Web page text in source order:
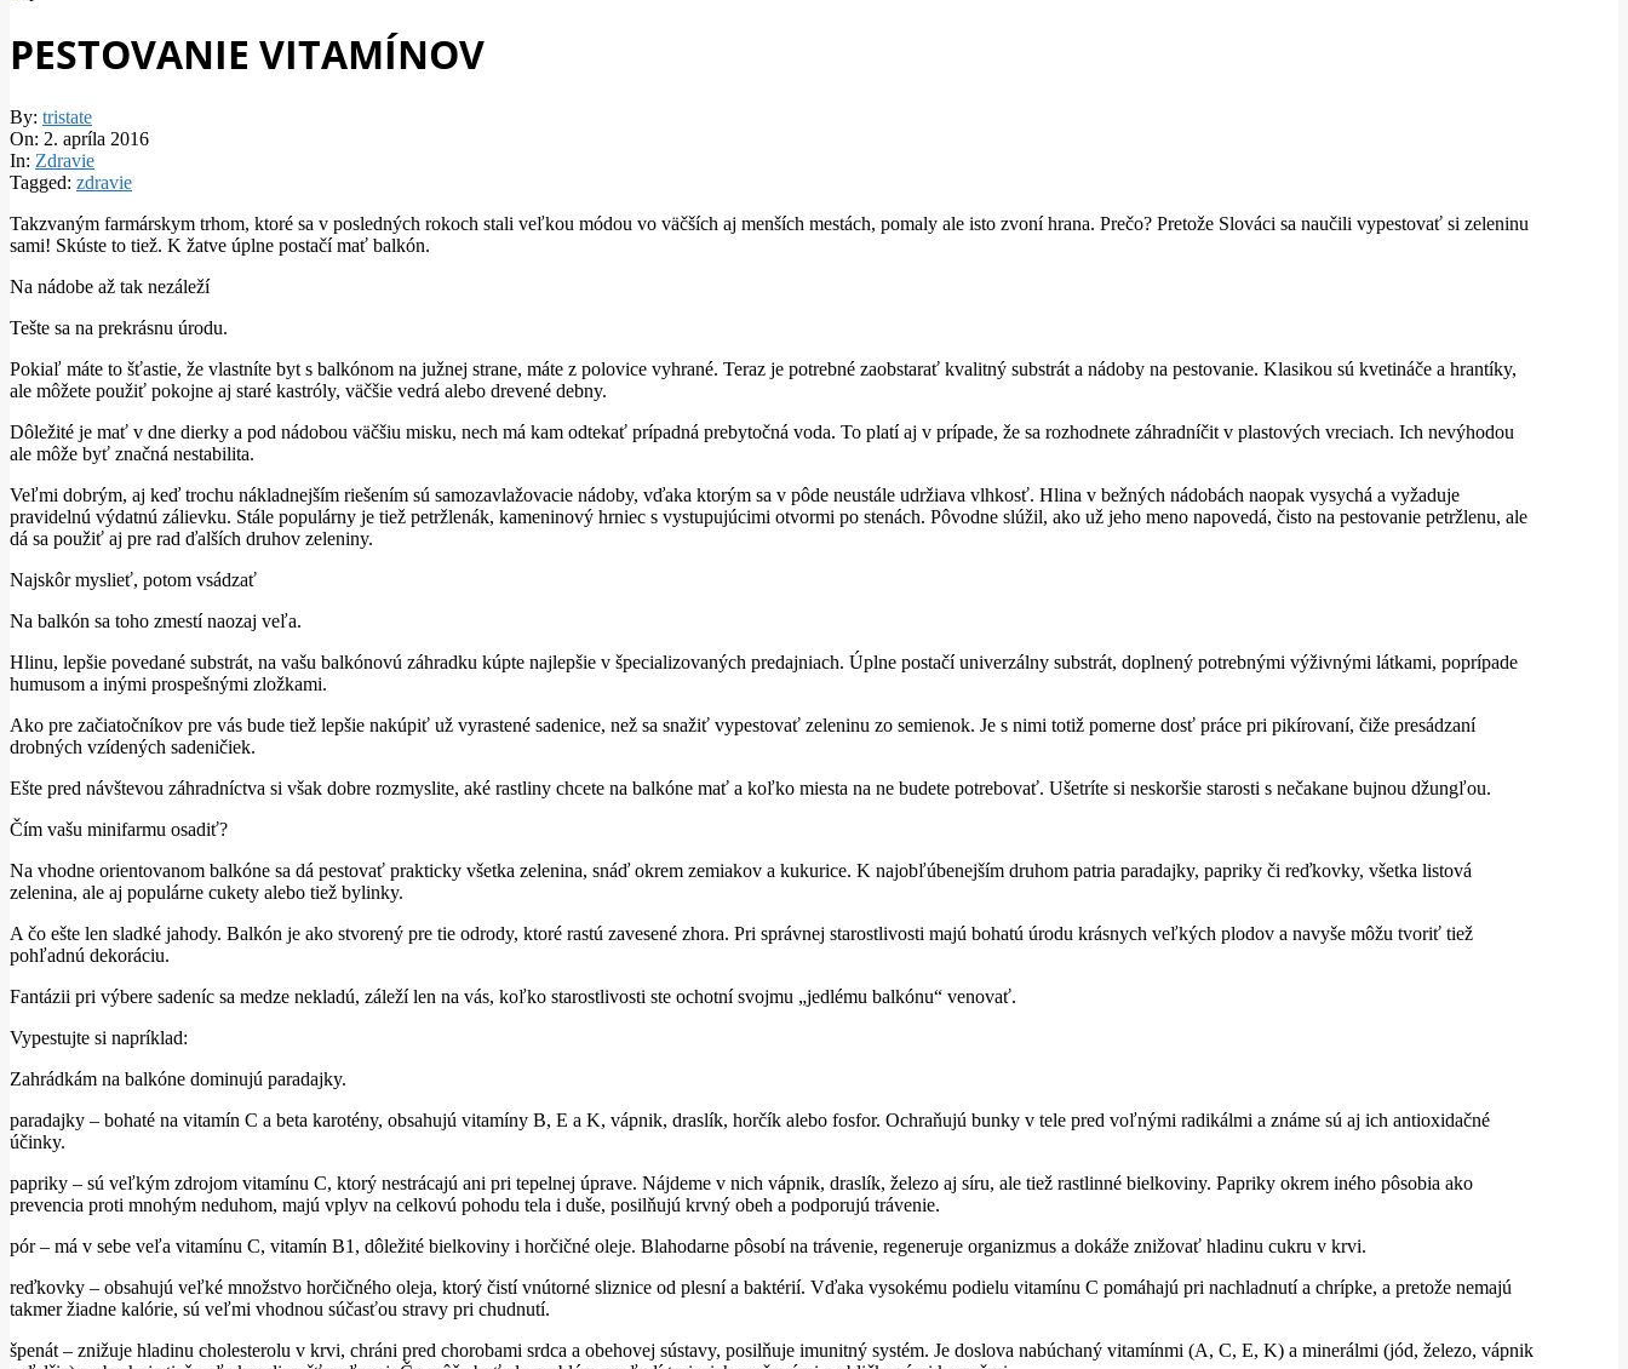
PESTOVANIE VITAMÍNOV
By: tristate
On: 2. apríla 2016
In: Zdravie
Tagged: zdravie
Takzvaným farmárskym trhom, ktoré sa v posledných rokoch stali veľkou módou vo väčších aj menších mestách, pomaly ale isto zvoní hrana. Prečo? Pretože Slováci sa naučili vypestovať si zeleninu
sami! Skúste to tiež. K žatve úplne postačí mať balkón.
Na nádobe až tak nezáleží
Tešte sa na prekrásnu úrodu.
Pokiaľ máte to šťastie, že vlastníte byt s balkónom na južnej strane, máte z polovice vyhrané. Teraz je potrebné zaobstarať kvalitný substrát a nádoby na pestovanie. Klasikou sú kvetináče a hrantíky,
ale môžete použiť pokojne aj staré kastróly, väčšie vedrá alebo drevené debny.
Dôležité je mať v dne dierky a pod nádobou väčšiu misku, nech má kam odtekať prípadná prebytočná voda. To platí aj v prípade, že sa rozhodnete záhradníčit v plastových vreciach. Ich nevýhodou
ale môže byť značná nestabilita.
Veľmi dobrým, aj keď trochu nákladnejším riešením sú samozavlažovacie nádoby, vďaka ktorým sa v pôde neustále udržiava vlhkosť. Hlina v bežných nádobách naopak vysychá a vyžaduje
pravidelnú výdatnú zálievku. Stále populárny je tiež petržlenák, kameninový hrniec s vystupujúcimi otvormi po stenách. Pôvodne slúžil, ako už jeho meno napovedá, čisto na pestovanie petržlenu, ale
dá sa použiť aj pre rad ďalších druhov zeleniny.
Najskôr myslieť, potom vsádzať
Na balkón sa toho zmestí naozaj veľa.
Hlinu, lepšie povedané substrát, na vašu balkónovú záhradku kúpte najlepšie v špecializovaných predajniach. Úplne postačí univerzálny substrát, doplnený potrebnými výživnými látkami, poprípade
humusom a inými prospešnými zložkami.
Ako pre začiatočníkov pre vás bude tiež lepšie nakúpiť už vyrastené sadenice, než sa snažiť vypestovať zeleninu zo semienok. Je s nimi totiž pomerne dosť práce pri pikírovaní, čiže presádzaní
drobných vzídených sadeničiek.
Ešte pred návštevou záhradníctva si však dobre rozmyslite, aké rastliny chcete na balkóne mať a koľko miesta na ne budete potrebovať. Ušetríte si neskoršie starosti s nečakane bujnou džungľou.
Čím vašu minifarmu osadiť?
Na vhodne orientovanom balkóne sa dá pestovať prakticky všetka zelenina, snáď okrem zemiakov a kukurice. K najobľúbenejším druhom patria paradajky, papriky či reďkovky, všetka listová
zelenina, ale aj populárne cukety alebo tiež bylinky.
A čo ešte len sladké jahody. Balkón je ako stvorený pre tie odrody, ktoré rastú zavesené zhora. Pri správnej starostlivosti majú bohatú úrodu krásnych veľkých plodov a navyše môžu tvoriť tiež
pohľadnú dekoráciu.
Fantázii pri výbere sadeníc sa medze nekladú, záleží len na vás, koľko starostlivosti ste ochotní svojmu „jedlému balkónu“ venovať.
Vypestujte si napríklad:
Zahrádkám na balkóne dominujú paradajky.
paradajky – bohaté na vitamín C a beta karotény, obsahujú vitamíny B, E a K, vápnik, draslík, horčík alebo fosfor. Ochraňujú bunky v tele pred voľnými radikálmi a známe sú aj ich antioxidačné
účinky.
papriky – sú veľkým zdrojom vitamínu C, ktorý nestrácajú ani pri tepelnej úprave. Nájdeme v nich vápnik, draslík, železo aj síru, ale tiež rastlinné bielkoviny. Papriky okrem iného pôsobia ako
prevencia proti mnohým neduhom, majú vplyv na celkovú pohodu tela i duše, posilňujú krvný obeh a podporujú trávenie.
pór – má v sebe veľa vitamínu C, vitamín B1, dôležité bielkoviny i horčičné oleje. Blahodarne pôsobí na trávenie, regeneruje organizmus a dokáže znižovať hladinu cukru v krvi.
reďkovky – obsahujú veľké množstvo horčičného oleja, ktorý čistí vnútorné sliznice od plesní a baktérií. Vďaka vysokému podielu vitamínu C pomáhajú pri nachladnutí a chrípke, a pretože nemajú
takmer žiadne kalórie, sú veľmi vhodnou súčasťou stravy pri chudnutí.
špenát – znižuje hladinu cholesterolu v krvi, chráni pred chorobami srdca a obehovej sústavy, posilňuje imunitný systém. Je doslova nabúchaný vitamínmi (A, C, E, K) a minerálmi (jód, železo, vápnik